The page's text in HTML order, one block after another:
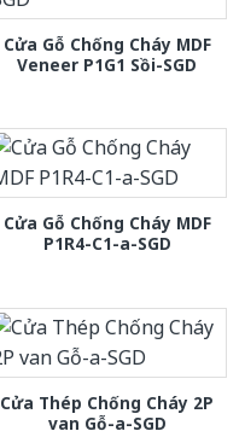
Cửa Gỗ Chống Cháy MDF
Veneer P1G1 Sồi-SGD
Cửa Gỗ Chống Cháy MDF
P1R4-C1-a-SGD
Cửa Thép Chống Cháy 2P
van Gỗ-a-SGD